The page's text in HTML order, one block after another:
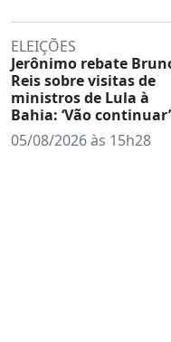
ELEIÇÕES
Jerônimo rebate
Reis sobre visitas de
ministros de Lula à
Bahia: ‘Vão continuar’
05/08/2026 às 15h28